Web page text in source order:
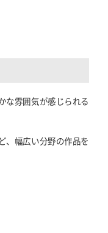
な雰囲気が感じられる
、幅広い分野の作品を